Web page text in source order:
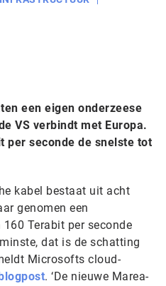
een eigen onderzeese
VS verbindt met Europa.
per seconde de snelste tot
kabel bestaat uit acht
genomen een
Terabit per seconde
dat is de schatting
Microsofts cloud-
. ‘De nieuwe Marea-